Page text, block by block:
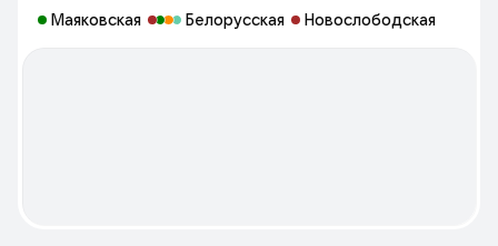
Маяковская Белорусская Новослободская